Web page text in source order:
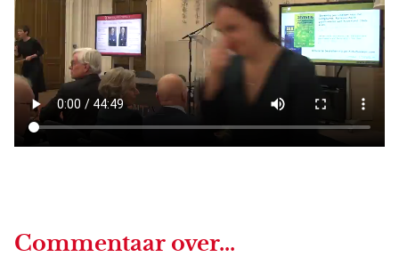
Commentaar over...